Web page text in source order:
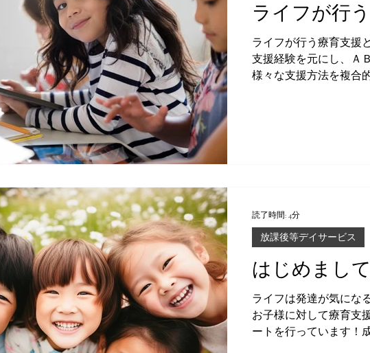
ライフが行
ライフが行う療育支援
支援経験を元にし、Ａ
様々な支援方法を複合
はじめまし
ライフは発達が気にな
お子様に対して療育支
ートを行っています！
放課後等デイサービス
読了時間: 4分